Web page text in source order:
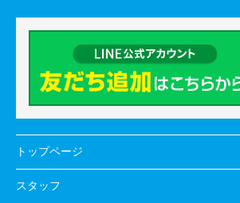
トップページ
スタッフ